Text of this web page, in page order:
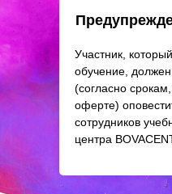
Участник,
обучение,
(согласно
оферте)
сотрудников
центра